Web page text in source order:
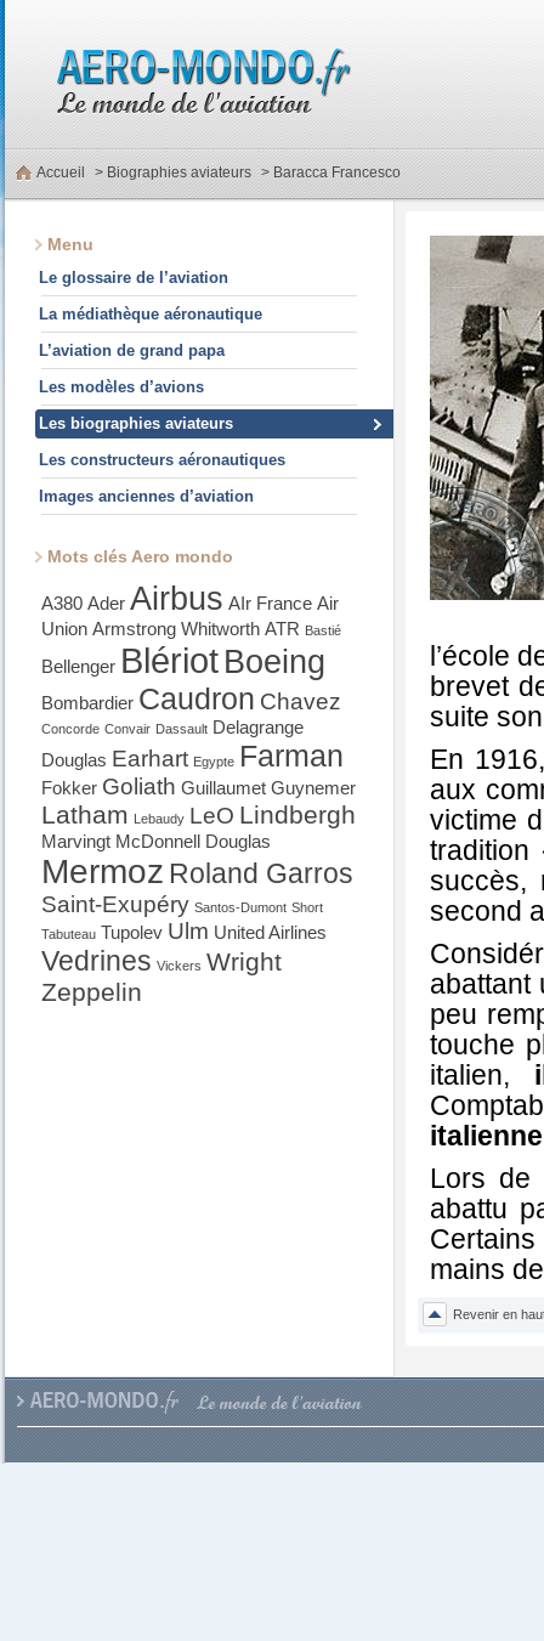
Accueil > Biographies aviateurs > Baracca Francesco
Menu
Le glossaire de l’aviation
La médiathèque aéronautique
L’aviation de grand papa
Les modèles d’avions
Les biographies aviateurs
Les constructeurs aéronautiques
Images anciennes d’aviation
Mots clés Aero mondo
A380 Ader Airbus AIr France Air
Union Armstrong Whitworth ATR Bastié
Bellenger Blériot Boeing
Bombardier Caudron Chavez
Concorde Convair Dassault Delagrange
Douglas Earhart Egypte Farman
Fokker Goliath Guillaumet Guynemer
Latham Lebaudy LeO Lindbergh
Marvingt McDonnell Douglas
Mermoz Roland Garros
Saint-Exupéry Santos-Dumont Short
Tabuteau Tupolev Ulm United Airlines
Vedrines Vickers Wright
Zeppelin
l’école
brevet
suite
En
aux
victime
tradition
succès,
second
abattant
peu
touche
italien,
Lors de
abattu
mains
Revenir en